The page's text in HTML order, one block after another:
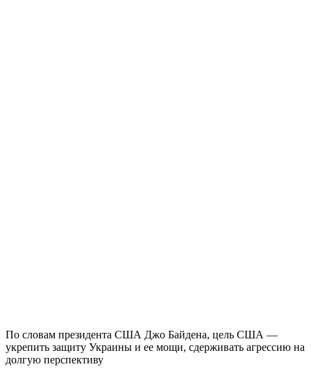
По словам президента США Джо Байдена, цель США —
укрепить защиту Украины и ее мощи, сдерживать агрессию на
долгую перспективу